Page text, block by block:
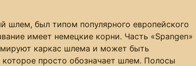
шлем, был типом популярного европейского
имеет немецкие корни. Часть «Spangen»
каркас шлема и может быть
которое просто обозначает шлем. Полосы